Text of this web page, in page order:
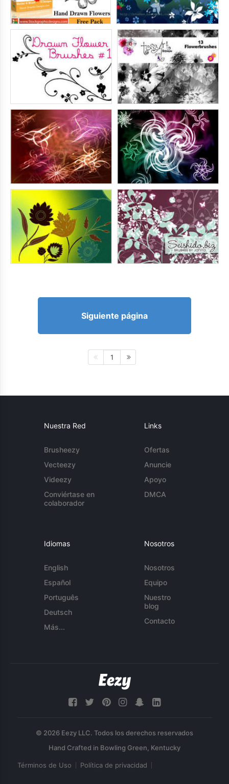
Siguiente página
1
Nuestra Red
Brusheezy
Vecteezy
Videezy
Conviértase en
colaborador
Links
Ofertas
Anuncie
Apoyo
DMCA
Idiomas
English
Español
Português
Deutsch
Más...
Nosotros
Nosotros
Equipo
Nuestro
blog
Contacto
© 2026 Eezy LLC. Todos los derechos reservados
Términos de Uso Política de privacidad